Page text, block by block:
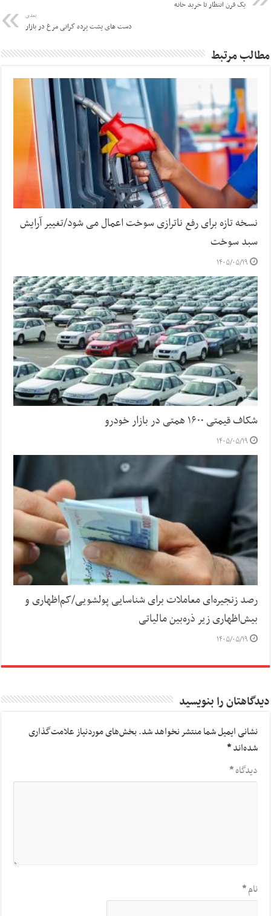
یک قرن انتظار تا خرید خانه
بعدی
دست های پشت پرده گرانی مرغ در بازار
مطالب مرتبط
نسخه تازه برای رفع ناترازی سوخت اعمال می شود/تغییر آرایش
سبد سوخت
۱۴۰۵/۰۵/۱۹
شکاف قیمتی ۱۶۰۰ همتی در بازار خودرو
۱۴۰۵/۰۵/۱۹
رصد زنجیره‌ای معاملات برای شناسایی پولشویی/کم‌اظهاری و
بیش‌اظهاری زیر ذره‌بین مالیاتی
۱۴۰۵/۰۵/۱۹
دیدگاهتان را بنویسید
نشانی ایمیل شما منتشر نخواهد شد.بخش‌های موردنیاز علامت‌گذاری
شده‌اند*
دیدگاه*
نام*